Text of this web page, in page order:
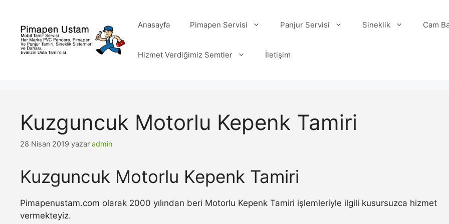
Anasayfa Pimapen Servisi Panjur Servisi Sineklik Cam
Hizmet Verdiğimiz Semtler İletişim
Kuzguncuk Motorlu Kepenk Tamiri
28 Nisan 2019 yazar admin
Kuzguncuk Motorlu Kepenk Tamiri
Pimapenustam.com olarak 2000 yılından beri Motorlu Kepenk Tamiri işlemleriyle ilgili kusursuzca hizmet
vermekteyiz.